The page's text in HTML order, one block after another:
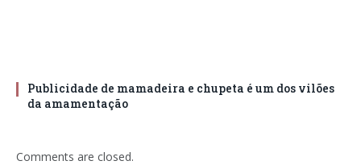
Publicidade de mamadeira e chupeta é um dos vilões
da amamentação
Comments are closed.